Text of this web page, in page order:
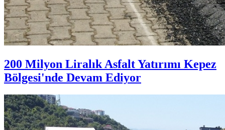
200 Milyon Liralık Asfalt Yatırımı Kepez
Bölgesi'nde Devam Ediyor